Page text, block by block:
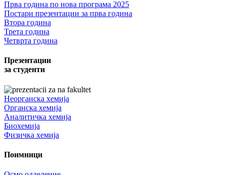
Прва година по нова програма 2025
Постари презентации за прва година
Втора година
Трета година
Четврта година
Презентации
за студенти
Неорганска хемија
Органска хемија
Аналитичка хемија
Биохемија
Физичка хемија
Поимници